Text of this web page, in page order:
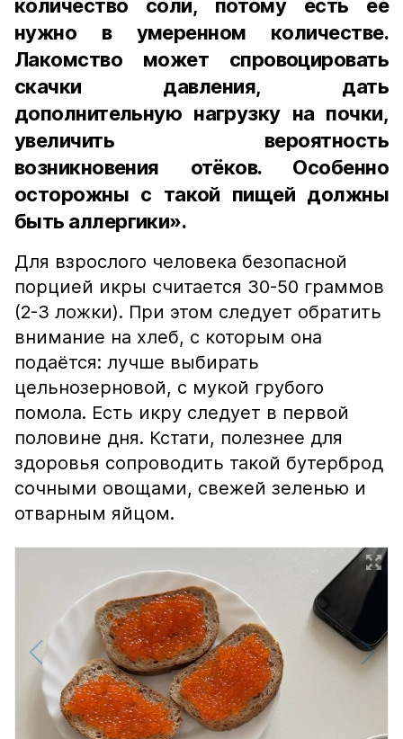
количество соли, потому есть её
нужно в умеренном количестве.
Лакомство может спровоцировать
скачки давления, дать
дополнительную нагрузку на почки,
увеличить вероятность
возникновения отёков. Особенно
осторожны с такой пищей должны
быть аллергики».
Для взрослого человека безопасной
порцией икры считается 30-50 граммов
(2-3 ложки). При этом следует обратить
внимание на хлеб, с которым она
подаётся: лучше выбирать
цельнозерновой, с мукой грубого
помола. Есть икру следует в первой
половине дня. Кстати, полезнее для
здоровья сопроводить такой бутерброд
сочными овощами, свежей зеленью и
отварным яйцом.